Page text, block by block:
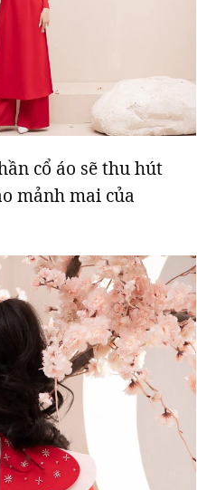
cổ áo sẽ thu hút
mảnh mai của